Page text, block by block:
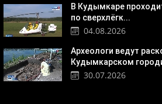
В Кудымкаре
по сверхлёгк...
04.08.2026
Археологи ведут
Кудымкарском
30.07.2026